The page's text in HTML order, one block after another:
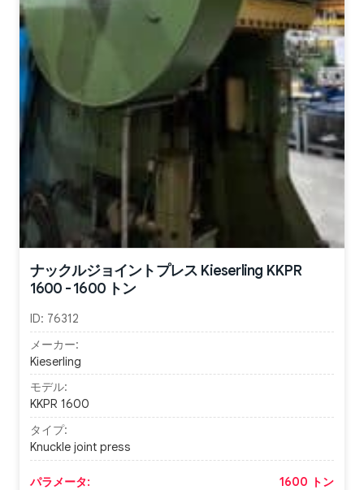
ナックルジョイントプレス Kieserling KKPR
1600 - 1600 トン
ID: 76312
メーカー:
Kieserling
モデル:
KKPR 1600
タイプ:
Knuckle joint press
パラメータ: 1600 トン